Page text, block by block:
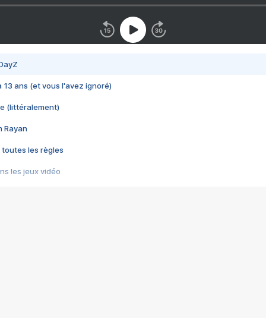
13 ans (et vous l'avez ignoré)
(littéralement)
Rayan
toutes les règles
les jeux vidéo